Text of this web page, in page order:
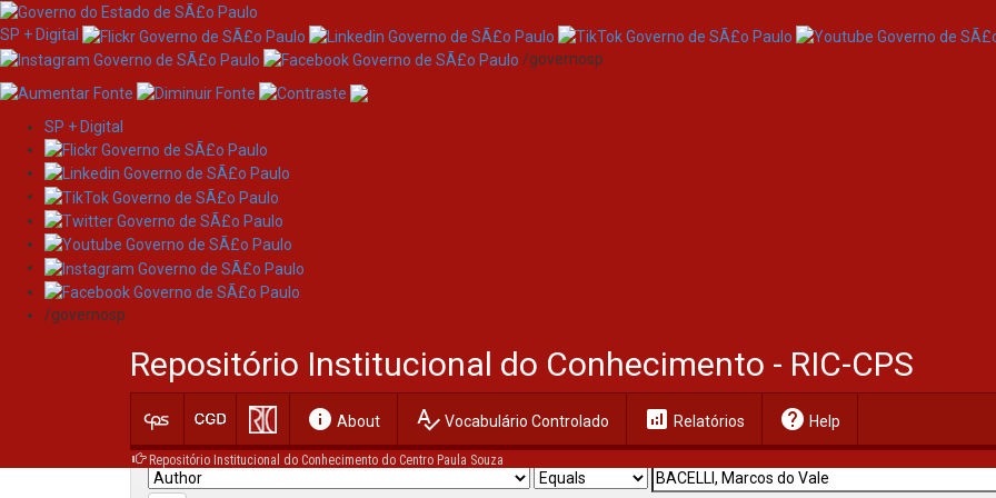
Skip
navigation
SP + Digital
/governosp
SP + Digital
/governosp
Repositório Institucional do Conhecimento - RIC-CPS
info About spellcheck Vocabulário Controlado analytics Relatórios help Help
Repositório Institucional do Conhecimento do Centro Paula Souza
Search
Current filters: